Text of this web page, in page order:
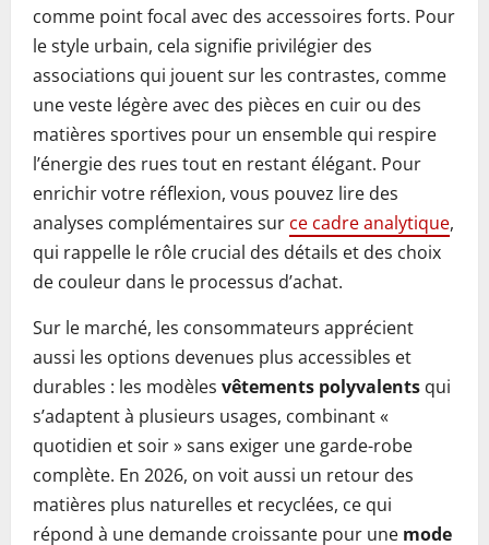
comme point focal avec des accessoires forts. Pour
le style urbain, cela signifie privilégier des
associations qui jouent sur les contrastes, comme
une veste légère avec des pièces en cuir ou des
matières sportives pour un ensemble qui respire
l’énergie des rues tout en restant élégant. Pour
enrichir votre réflexion, vous pouvez lire des
analyses complémentaires sur ce cadre analytique,
qui rappelle le rôle crucial des détails et des choix
de couleur dans le processus d’achat.
Sur le marché, les consommateurs apprécient
aussi les options devenues plus accessibles et
durables : les modèles vêtements polyvalents qui
s’adaptent à plusieurs usages, combinant «
quotidien et soir » sans exiger une garde-robe
complète. En 2026, on voit aussi un retour des
matières plus naturelles et recyclées, ce qui
répond à une demande croissante pour une mode